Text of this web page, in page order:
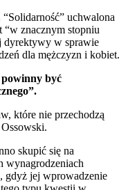
uchwalona
znacznym stopniu
dyrektywy w sprawie
dla mężczyzn i kobiet.
być
które nie przechodzą
skupić się na
wynagrodzeniach
gdyż jej wprowadzenie